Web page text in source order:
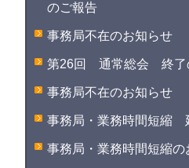
のご報告
事務局不在のお知らせ
第26回 通常総会 終了
事務局不在のお知らせ
事務局・業務時間短縮
事務局・業務時間短縮の